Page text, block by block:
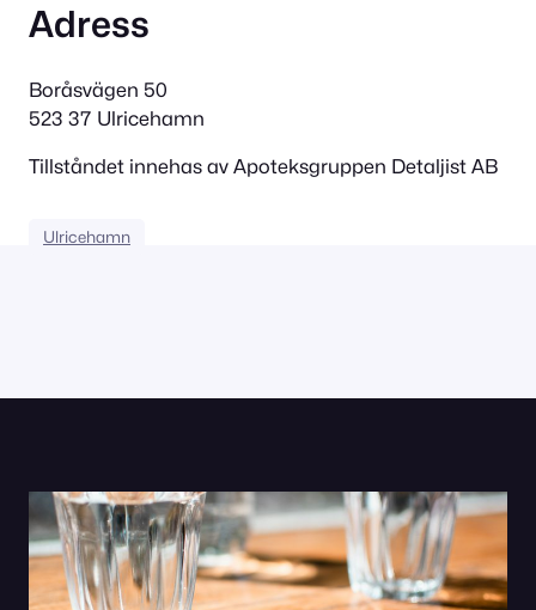
Adress
Boråsvägen 50
523 37 Ulricehamn
Tillståndet innehas av Apoteksgruppen Detaljist AB
Ulricehamn